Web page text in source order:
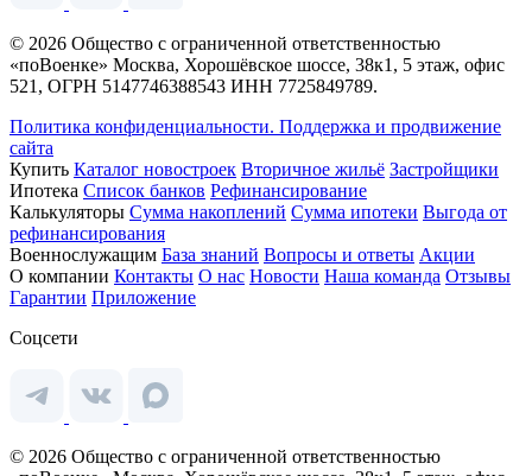
© 2026 Общество с ограниченной ответственностью
«поВоенке» Москва, Хорошёвское шоссе, 38к1, 5 этаж, офис
521, ОГРН 5147746388543 ИНН 7725849789.
Политика конфиденциальности. Поддержка и продвижение
сайта
Купить Каталог новостроек Вторичное жильё Застройщики
Ипотека Список банков Рефинансирование
Калькуляторы Сумма накоплений Сумма ипотеки Выгода от
рефинансирования
Военнослужащим База знаний Вопросы и ответы Акции
О компании Контакты О нас Новости Наша команда Отзывы
Гарантии Приложение
Соцсети
© 2026 Общество с ограниченной ответственностью